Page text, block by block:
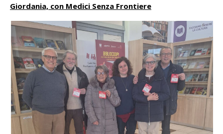
Giordania, con Medici Senza Frontiere